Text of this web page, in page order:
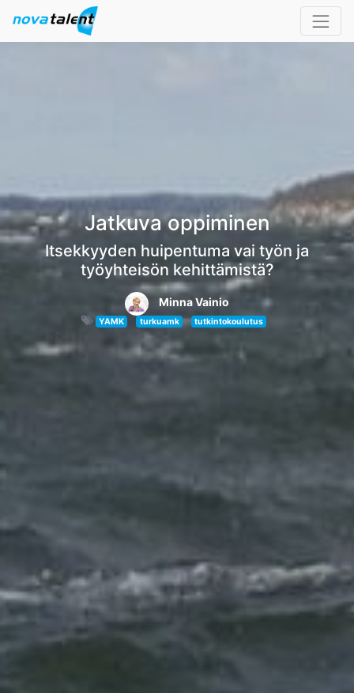
Jatkuva oppiminen
Itsekkyyden huipentuma vai työn ja
työyhteisön kehittämistä?
Minna Vainio
YAMK turkuamk tutkintokoulutus